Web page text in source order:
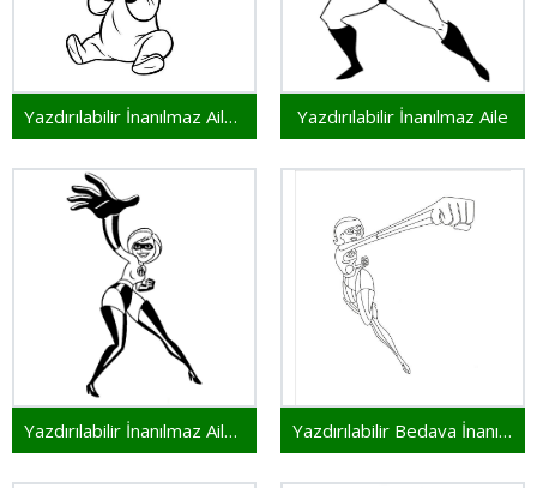
Yazdırılabilir İnanılmaz Aile Resim Yazdırılabilir İnanılmaz Aile
Yazdırılabilir İnanılmaz Aile Bedava Yazdırılabilir Bedava İnanılmaz Aile